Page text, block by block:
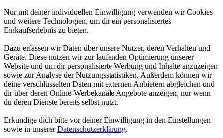
Nur mit deiner individuellen Einwilligung verwenden wir Cookies
und weitere Technologien, um dir ein personalisiertes
Einkaufserlebnis zu bieten.
Dazu erfassen wir Daten über unsere Nutzer, deren Verhalten und
Geräte. Diese nutzen wir zur laufenden Optimierung unserer
Website und um dir personalisierte Werbung und Inhalte anzuzeigen
sowie zur Analyse der Nutzungsstatistiken. Außerdem können wir
deine verschlüsselten Daten mit externen Anbietern abgleichen und
dir über deren Online-Werbekanäle Angebote anzeigen, nur wenn
du deren Dienste bereits selbst nutzt.
Erkundige dich bitte vor deiner Einwilligung in den Einstellungen
sowie in unsererDatenschutzerklärung.